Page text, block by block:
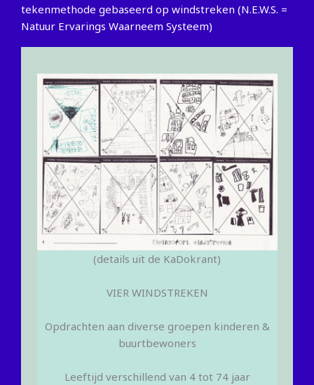
tekenmethode gebaseerd op windstreken (N.E.W.S. =
Natuur Ervarings Waarneem Systeem)
(details uit de KaDokrant)
VIER WINDSTREKEN
Opdrachten aan diverse groepen kinderen &
buurtbewoners
Leeftijd verschillend van 4 tot 74 jaar